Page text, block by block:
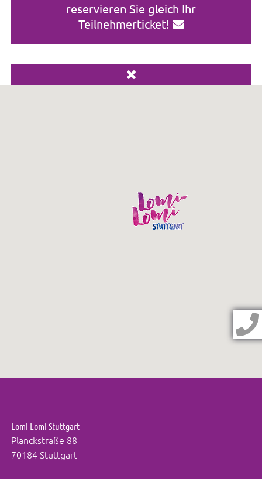
reservieren Sie gleich Ihr
Teilnehmerticket!
Lomi Lomi Stuttgart
Planckstraße 88
70184 Stuttgart